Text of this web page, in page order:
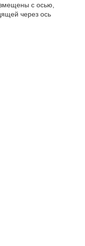
с осью,
через ось